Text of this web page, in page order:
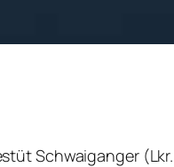
Schwaiganger